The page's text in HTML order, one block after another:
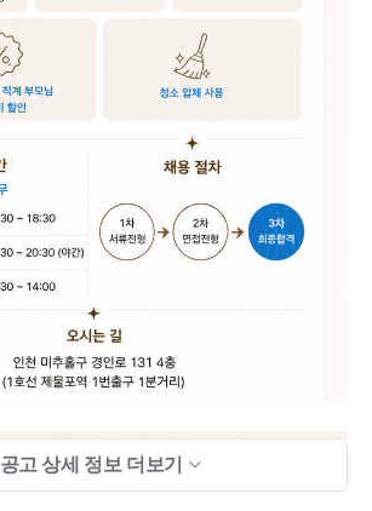
공고 상세 정보 더보기